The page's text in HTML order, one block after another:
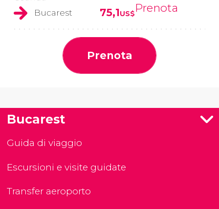
Bucarest
75,1US$Prenota
Prenota
Bucarest
Guida di viaggio
Escursioni e visite guidate
Transfer aeroporto